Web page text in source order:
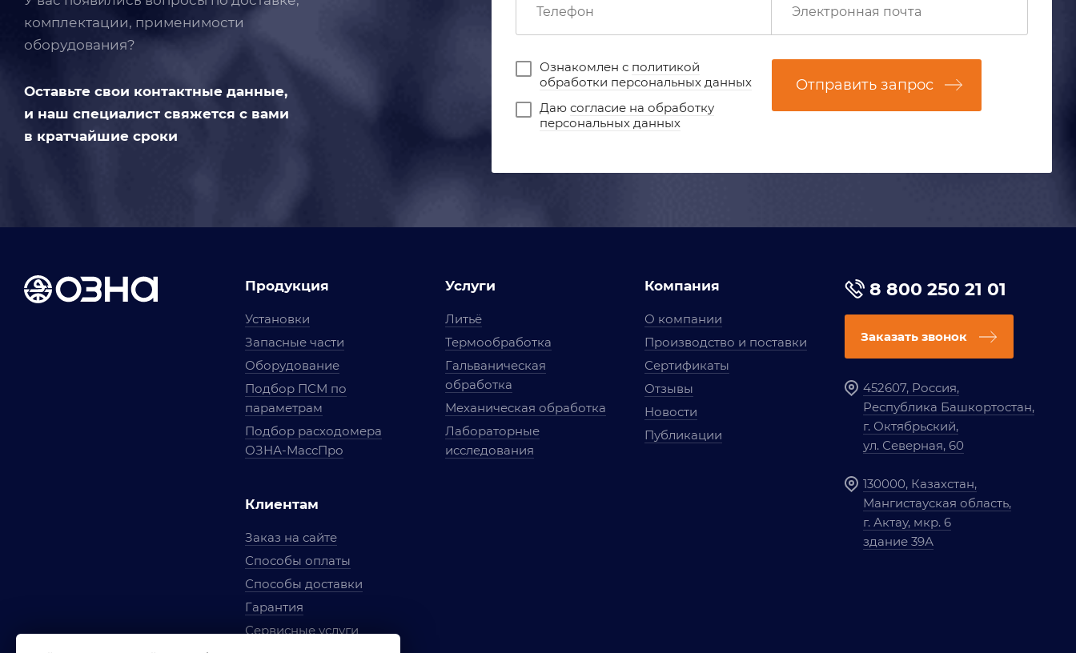
комплектации, применимости
оборудования?
Оставьте свои контактные данные,
и наш специалист свяжется с вами
в кратчайшие сроки
Ознакомлен с политикой
обработки персональных данных
Даю согласие на обработку
персональных данных
Отправить запрос
Продукция
Установки
Запасные части
Оборудование
Подбор ПСМ по
параметрам
Подбор расходомера
ОЗНА-МассПро
Клиентам
Заказ на сайте
Способы оплаты
Способы доставки
Гарантия
Сервисные услуги
Услуги
Литьё
Термообработка
Гальваническая
обработка
Механическая обработка
Лабораторные
исследования
Компания
О компании
Производство и поставки
Сертификаты
Отзывы
Новости
Публикации
8 800 250 21 01
Заказать звонок
452607, Россия,
Республика Башкортостан,
г. Октябрьский,
ул. Северная, 60
130000, Казахстан,
Мангистауская область,
г. Актау, мкр. 6
здание 39А